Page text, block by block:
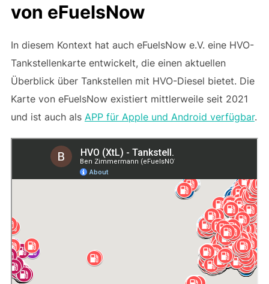
von eFuelsNow
In diesem Kontext hat auch eFuelsNow e.V. eine HVO-
Tankstellenkarte entwickelt, die einen aktuellen
Überblick über Tankstellen mit HVO-Diesel bietet. Die
Karte von eFuelsNow existiert mittlerweile seit 2021
und ist auch als APP für Apple und Android verfügbar.